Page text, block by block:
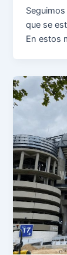
que se
En estos